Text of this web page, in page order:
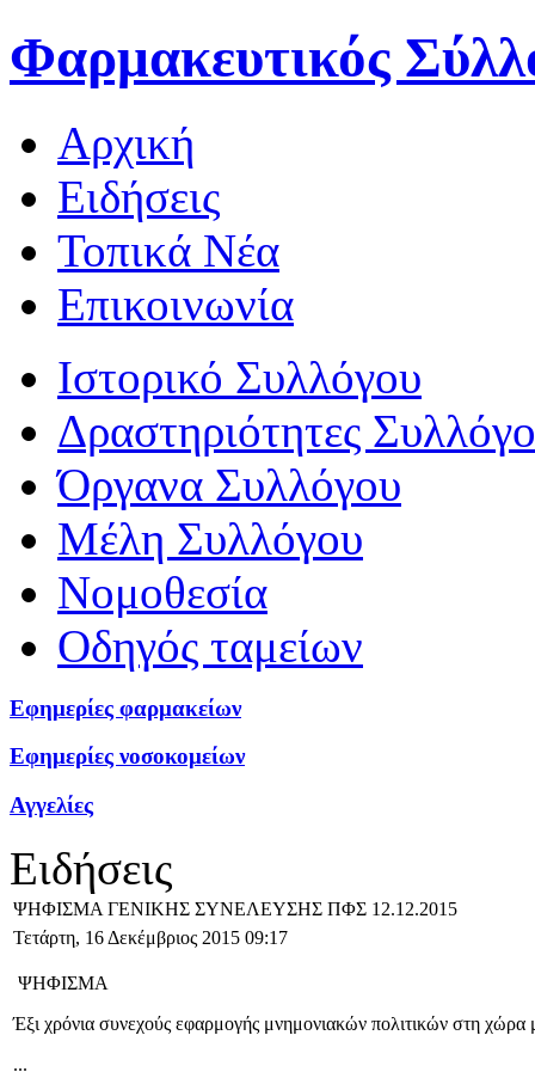
Φαρμακευτικός
Αρχική
Ειδήσεις
Τοπικά Νέα
Επικοινωνία
Ιστορικό Συλλόγου
Δραστηριότητες
Όργανα Συλλόγου
Μέλη Συλλόγου
Νομοθεσία
Οδηγός ταμείων
Εφημερίες φαρμακείων
Εφημερίες νοσοκομείων
Αγγελίες
Ειδήσεις
ΨΗΦΙΣΜΑ ΓΕΝΙΚΗΣ ΣΥΝΕΛΕΥΣΗΣ ΠΦΣ 12.12.2015
Τετάρτη, 16 Δεκέμβριος 2015 09:17
ΨΗΦΙΣΜΑ
Έξι χρόνια συνεχούς εφαρμογής μνημονιακών πολιτικών στη χώρα
...